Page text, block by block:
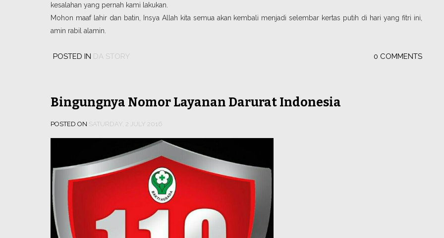
kesalahan yang pernah kami lakukan.
Mohon maaf lahir dan batin, Insya Allah kita semua akan kembali menjadi selembar kertas putih di hari yang fitri ini,
amin rabil alamin.
POSTED IN DA STORY 0 COMMENTS
Bingungnya Nomor Layanan Darurat Indonesia
POSTED ON SATURDAY, 2 JULY 2016